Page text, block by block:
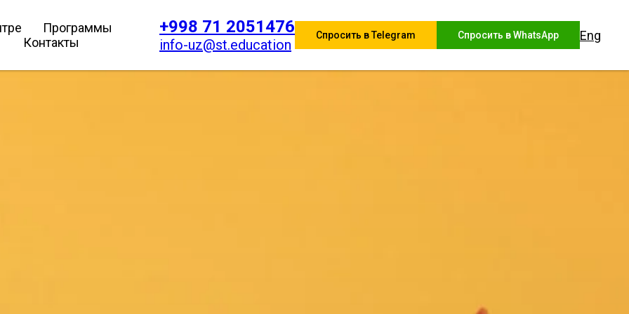
Программы
Контакты
+998 71 2051476
info-uz@st.education
Спросить в Telegram Спросить в WhatsApp Eng